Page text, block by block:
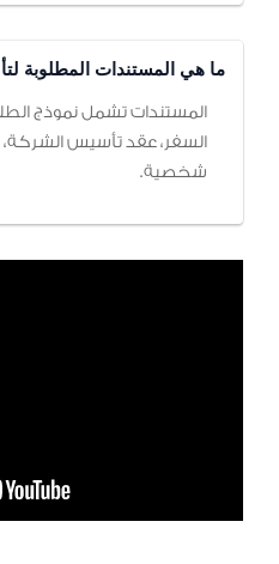
ما هي المستندات المطلوبة
المستندات تشمل نموذج
السفر، عقد تأسيس الشركة،
شخصية.